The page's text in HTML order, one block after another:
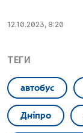
12.10.2023, 8:20
ТЕГИ
автобус
Дніпро